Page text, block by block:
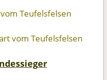
Teufelsfelsen
vom Teufelsfelsen